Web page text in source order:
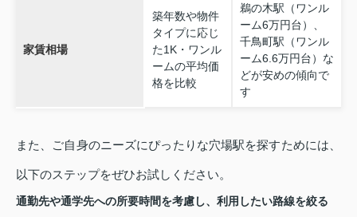
家賃相場
築年数や物件
タイプに応じ
た1K・ワンル
ームの平均価
格を比較
鵜の木駅（ワンル
ーム6万円台）、
千鳥町駅（ワンル
ーム6.6万円台）な
どが安めの傾向で
す
また、ご自身のニーズにぴったりな穴場駅を探すためには、
以下のステップをぜひお試しください。
通勤先や通学先への所要時間を考慮し、利用したい路線を絞る